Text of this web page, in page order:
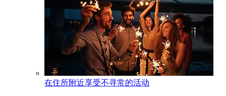
在住所附近享受不寻常的活动